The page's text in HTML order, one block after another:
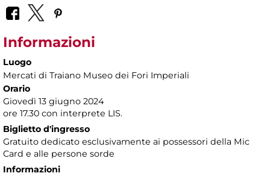
Informazioni
Luogo
Mercati di Traiano Museo dei Fori Imperiali
Orario
Giovedì 13 giugno 2024
ore 17.30 con interprete LIS.
Biglietto d'ingresso
Gratuito dedicato esclusivamente ai possessori della Mic
Card e alle persone sorde
Informazioni